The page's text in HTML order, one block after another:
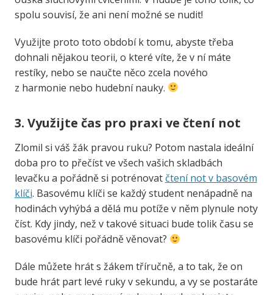
spolu souvisí, že ani není možné se nudit!
Využijte proto toto období k tomu, abyste třeba
dohnali nějakou teorii, o které víte, že v ní máte
restíky, nebo se naučte něco zcela nového
z harmonie nebo hudební nauky.
3. Využijte čas pro praxi ve čtení not
Zlomil si váš žák pravou ruku? Potom nastala ideální
doba pro to přečíst ve všech vašich skladbách
levačku a pořádně si potrénovat čtení not v basovém
klíči. Basovému klíči se každý student nenápadně na
hodinách vyhýbá a dělá mu potíže v něm plynule noty
číst. Kdy jindy, než v takové situaci bude tolik času se
basovému klíči pořádně věnovat?
Dále můžete hrát s žákem tříručně, a to tak, že on
bude hrát part levé ruky v sekundu, a vy se postaráte